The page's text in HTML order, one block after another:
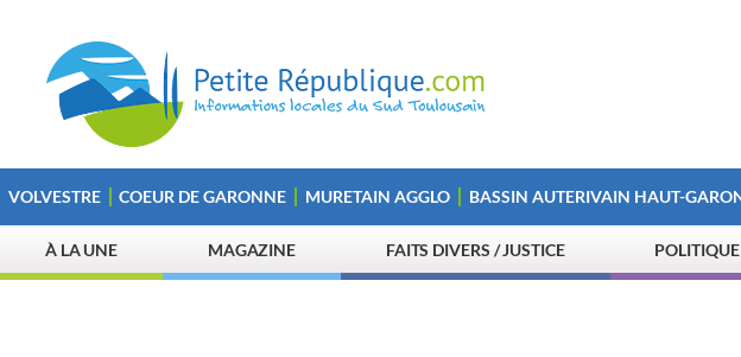
VOLVESTRE COEUR DE GARONNE MURETAIN AGGLO BASSIN AUTERIVAIN HAUT-
À LA UNE MAGAZINE FAITS DIVERS / JUSTICE POLITIQUE